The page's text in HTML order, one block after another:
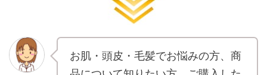
お肌・頭皮・毛髪でお悩みの方、商